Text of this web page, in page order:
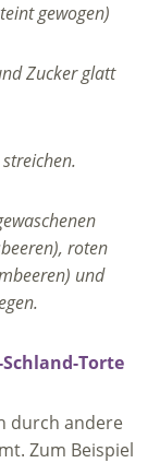
gewogen)
Zucker glatt
roten
und
durch andere
Zum Beispiel